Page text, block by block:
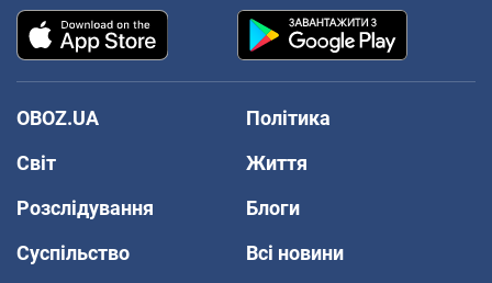
OBOZ.UA
Політика
Світ
Життя
Розслідування
Блоги
Суспільство
Всі новини